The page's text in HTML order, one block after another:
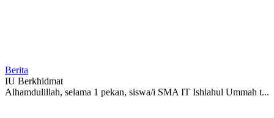
Berita
IU Berkhidmat
Alhamdulillah, selama 1 pekan, siswa/i SMA IT Ishlahul Ummah t...